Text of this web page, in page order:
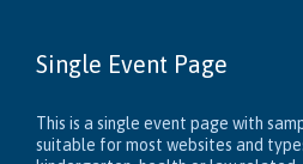
Single Event Page
This is a single event page with
suitable for most websites and